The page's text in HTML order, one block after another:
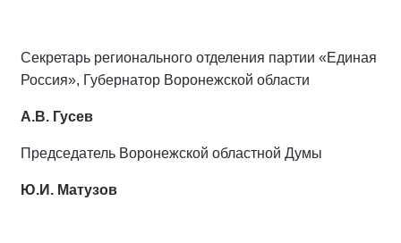
Секретарь регионального отделения партии «Единая
Россия», Губернатор Воронежской области
А.В. Гусев
Председатель Воронежской областной Думы
Ю.И. Матузов